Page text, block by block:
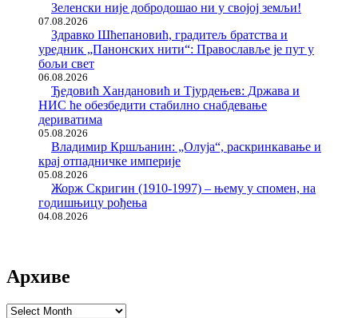
Зеленски није добродошао ни у својој земљи!
07.08.2026
Здравко Шћепановић, градитељ братства и
уредник „Панонских нити“: Православље је пут у
бољи свет
06.08.2026
Ђедовић Хандановић и Тјурдењев: Држава и
НИС ће обезбедити стабилно снабдевање
дериватима
05.08.2026
Владимир Кршљанин: „Олуја“, раскринкавање и
крај отпадничке империје
05.08.2026
Жорж Скригин (1910-1997) – њему у спомен, на
годишњицу рођења
04.08.2026
Архиве
Архиве